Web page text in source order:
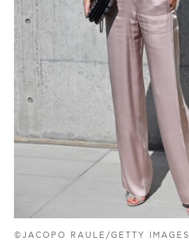
©JACOPO RAULE/GETTY IMAGES